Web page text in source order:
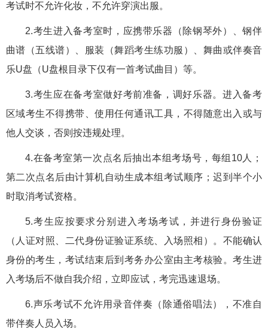
考试时不允许化妆，不允许穿演出服。
2.考生进入备考室时，应携带乐器（除钢琴外）、钢伴
曲谱（五线谱）、服装（舞蹈考生练功服）、舞曲或伴奏音
乐U盘（U盘根目录下仅有一首考试曲目）等。
3.考生应在备考室做好考前准备，调好乐器。进入备考
区域考生不得携带、使用任何通讯工具，不得随意出入或与
他人交谈，否则按违规处理。
4.在备考室第一次点名后抽出本组考场号，每组10人；
第二次点名后由计算机自动生成本组考试顺序；迟到半个小
时取消考试资格。
5.考生应按要求分别进入考场考试，并进行身份验证
（人证对照、二代身份证验证系统、入场照相）。不能确认
身份的考生，考试结束后到考务办公室由主考核验。考生进
入考场后不做自我介绍，立即应试，考完迅速退场。
6.声乐考试不允许用录音伴奏（除通俗唱法），不准自
带伴奏人员入场。